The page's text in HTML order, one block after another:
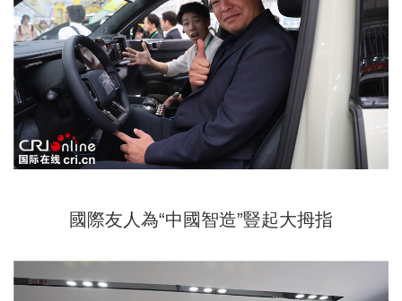
國際友人為“中國智造”豎起大拇指